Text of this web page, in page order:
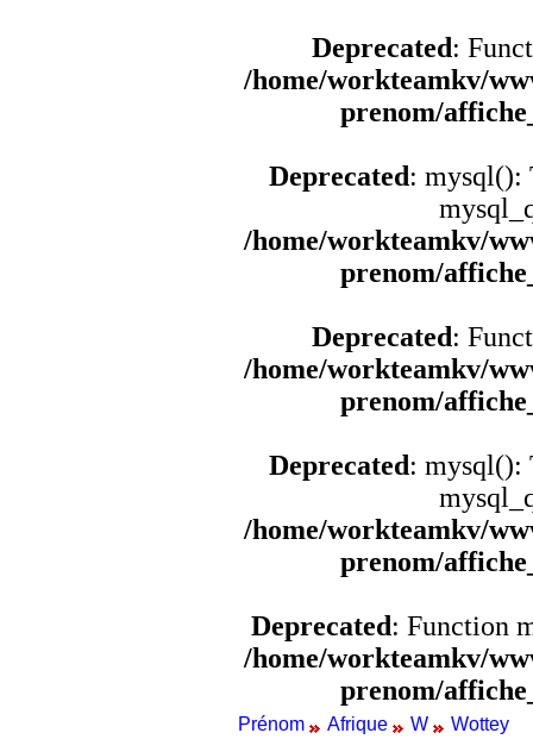
Deprecated:
/home/workteamkv/
prenom/
Deprecated: mysql():
/home/workteamkv/
prenom/
Deprecated:
/home/workteamkv/
prenom/
Deprecated: mysql():
/home/workteamkv/
prenom/
Deprecated: Function
/home/workteamkv/
prenom/
Prénom Afrique W Wottey